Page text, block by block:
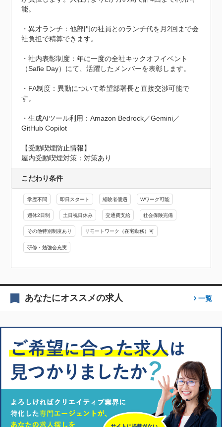
能。
・異才ランチ：他部門の社員とのランチ代を月2回まで会
社負担で精算できます。
・社内表彰制度：年に一度の全社キックオフイベント
（Safie Day）にて、活躍したメンバーを表彰します。
・FA制度：異動について希望部署長と直接交渉可能で
す。
・生成AIツール利用：Amazon Bedrock／Gemini／
GitHub Copilot
【受動喫煙防止情報】
屋内受動喫煙対策：対策あり
こだわり条件
学歴不問 即日スタート 経験者優遇 Wワーク可能
週休2日制 土日祝日休み 交通費支給 社会保険完備
その他特別制度あり リモートワーク（在宅勤務）可
研修・勉強会充実
あなたにオススメの求人 一覧